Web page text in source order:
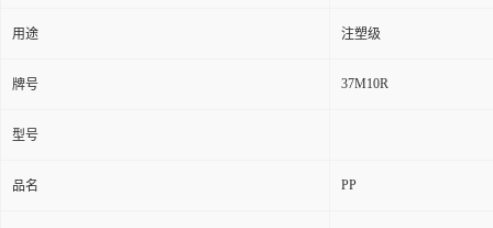
用途 注塑级
牌号 37M10R
型号
品名 PP